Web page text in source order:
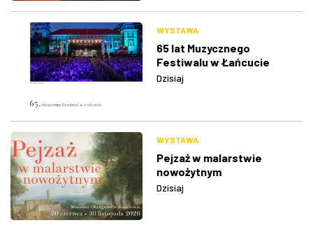
WYSTAWA
65 lat Muzycznego
Festiwalu w Łańcucie
Dzisiaj
WYSTAWA
Pejzaż w malarstwie
nowożytnym
Dzisiaj